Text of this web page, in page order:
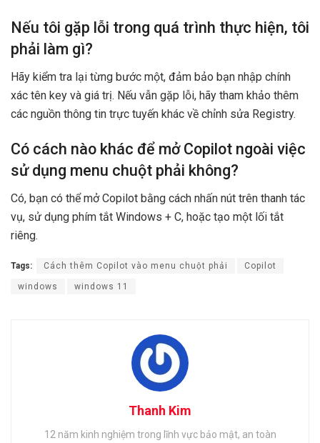
Nếu tôi gặp lỗi trong quá trình thực hiện, tôi
phải làm gì?
Hãy kiểm tra lại từng bước một, đảm bảo bạn nhập chính
xác tên key và giá trị. Nếu vẫn gặp lỗi, hãy tham khảo thêm
các nguồn thông tin trực tuyến khác về chỉnh sửa Registry.
Có cách nào khác để mở Copilot ngoài việc
sử dụng menu chuột phải không?
Có, bạn có thể mở Copilot bằng cách nhấn nút trên thanh tác
vụ, sử dụng phím tắt Windows + C, hoặc tạo một lối tắt
riêng.
Tags: Cách thêm Copilot vào menu chuột phải Copilot
windows windows 11
Thanh Kim
12 năm kinh nghiệm trong lĩnh vực bảo mật, an toàn